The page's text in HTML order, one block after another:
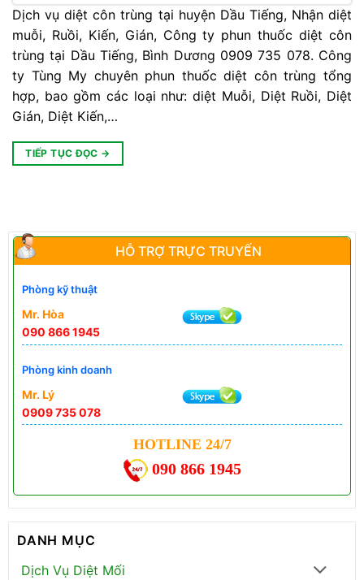
HỖ TRỢ TRỰC TRUYẾN
Phòng kỹ thuật
Mr. Hòa
090 866 1945
Phòng kinh doanh
Mr. Lý
0909 735 078
HOTLINE 24/7
090 866 1945
DANH MỤC
Dịch Vụ Diệt Mối
Dịch vụ diệt côn trùng tại huyện Dầu Tiếng, Nhận diệt
muỗi, Ruồi, Kiến, Gián, Công ty phun thuốc diệt côn
trùng tại Dầu Tiếng, Bình Dương 0909 735 078. Công
ty Tùng My chuyên phun thuốc diệt côn trùng tổng
hợp, bao gồm các loại như: diệt Muỗi, Diệt Ruồi, Diệt
Gián, Diệt Kiến,…
TIẾP TỤC ĐỌC →